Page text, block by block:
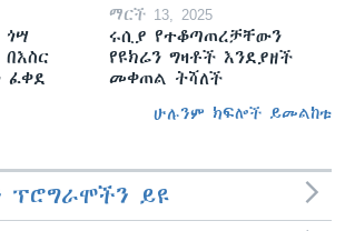
ጎሣ
ፈቀደ
ማርች 13, 2025
ሩሲያ የተቆጣጠረቻቸውን
የዩክሬን ግዛቶች እንደያዘች
መቀጠል ትሻለች
ሁሉንም ክፍሎች ይመልከቱ
ፕሮግራሞችን ይዩ